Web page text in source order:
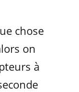
chose
on
à